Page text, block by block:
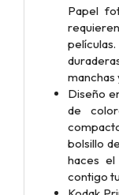
Papel
manchas
Diseño
de
bolsillo
haces
contigo